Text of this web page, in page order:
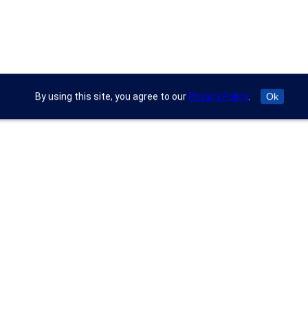
By using this site, you agree to our Privacy Policy. Ok